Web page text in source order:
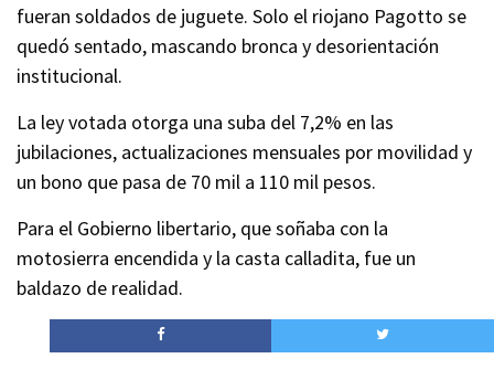
fueran soldados de juguete. Solo el riojano Pagotto se
quedó sentado, mascando bronca y desorientación
institucional.
La ley votada otorga una suba del 7,2% en las
jubilaciones, actualizaciones mensuales por movilidad y
un bono que pasa de 70 mil a 110 mil pesos.
Para el Gobierno libertario, que soñaba con la
motosierra encendida y la casta calladita, fue un
baldazo de realidad.